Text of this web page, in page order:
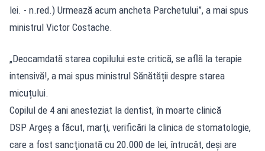
lei. - n.red.) Urmează acum ancheta Parchetului”, a mai spus
ministrul Victor Costache.
„Deocamdată starea copilului este critică, se află la terapie
intensivă!, a mai spus ministrul Sănătății despre starea
micuțului.
Copilul de 4 ani anesteziat la dentist, în moarte clinică
DSP Argeş a făcut, marţi, verificări la clinica de stomatologie,
care a fost sancţionată cu 20.000 de lei, întrucât, deşi are